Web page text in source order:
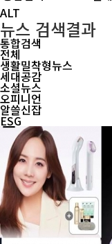
뉴스 검색결과
통합검색
전체
생활밀착형뉴스
세대공감
소셜뉴스
오피니언
알쓸신잡
ESG